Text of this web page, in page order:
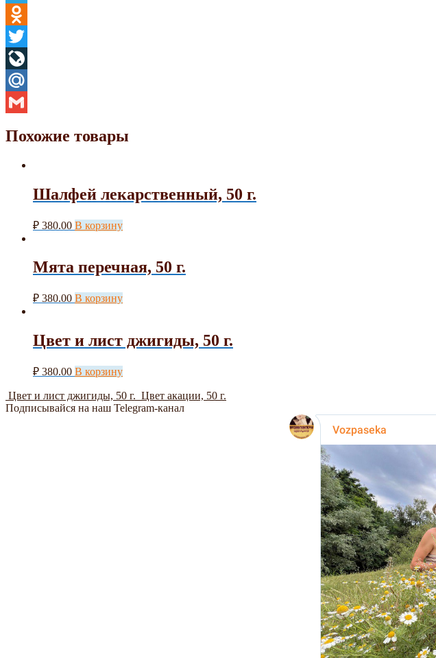
Telegram
Odnoklassniki
Twitter
LiveJournal
Mail.Ru
Похожие товары
Шалфей лекарственный, 50 г.
₽ 380.00 В корзину
Мята перечная, 50 г.
₽ 380.00 В корзину
Цвет и лист джигиды, 50 г.
₽ 380.00 В корзину
Цвет и лист джигиды, 50 г. Цвет акации, 50 г.
Подписывайся на наш Telegram-канал